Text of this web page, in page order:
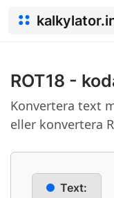
ROT18 -
Konvertera text
eller konvertera
Text: